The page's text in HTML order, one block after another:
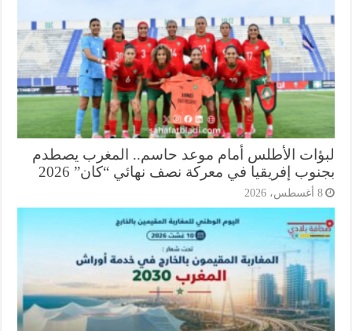
الأطلس أمام موعد حاسم.. المغرب يصطدم
إفريقيا في معركة نصف نهائي “كان” 2026